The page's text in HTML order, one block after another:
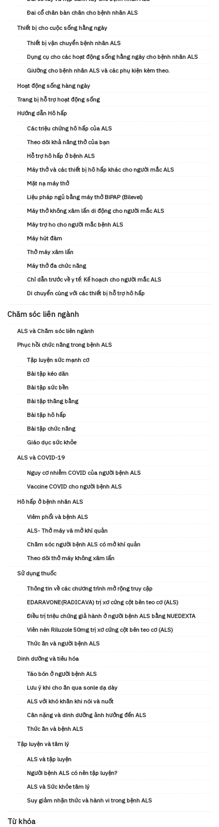
Đai cổ chân bàn chân cho bệnh nhân ALS
Thiết bị cho cuộc sống hằng ngày
Thiết bị vận chuyển bệnh nhân ALS
Dụng cụ cho các hoạt động sống hằng ngày cho bệnh nhân ALS
Giường cho bệnh nhân ALS và các phụ kiện kèm theo.
Hoạt động sống hàng ngày
Trang bị hỗ trợ hoạt động sống
Hướng dẫn Hô hấp
Các triệu chứng hô hấp của ALS
Theo dõi khả năng thở của bạn
Hỗ trợ hô hấp ở bệnh ALS
Máy thở và các thiết bị hô hấp khác cho người mắc ALS
Mặt nạ máy thở
Liệu pháp ngủ bằng máy thở BiPAP (Bilevel)
Máy thở không xâm lấn di động cho người mắc ALS
Máy trợ ho cho người mắc bệnh ALS
Máy hút đàm
Thở máy xâm lấn
Máy thở đa chức năng
Chỉ dẫn trước về y tế: Kế hoạch cho người mắc ALS
Di chuyển cùng với các thiết bị hỗ trợ hô hấp
Chăm sóc liên ngành
ALS và Chăm sóc liên ngành
Phục hồi chức năng trong bệnh ALS
Tập luyện sức mạnh cơ
Bài tập kéo dãn
Bài tập sức bền
Bài tập thăng bằng
Bài tập hô hấp
Bài tập chức năng
Giáo dục sức khỏe
ALS và COVID-19
Nguy cơ nhiễm COVID của người bệnh ALS
Vaccine COVID cho người bệnh ALS
Hô hấp ở bệnh nhân ALS
Viêm phổi và bệnh ALS
ALS- Thở máy và mở khí quản
Chăm sóc người bệnh ALS có mở khí quản
Theo dõi thở máy không xâm lấn
Sử dụng thuốc
Thông tin về các chương trình mở rộng truy cập
EDARAVONE(RADICAVA) trị xơ cứng cột bên teo cơ (ALS)
Điều trị triệu chứng giả hành ở người bệnh ALS bằng NUEDEXTA
Viên nén Riluzole 50mg trị xơ cứng cột bên teo cơ (ALS)
Thức ăn và người bệnh ALS
Dinh dưỡng và tiêu hóa
Táo bón ở người bệnh ALS
Lưu ý khi cho ăn qua sonle dạ dày
ALS với khó khăn khi nói và nuốt
Cân nặng và dinh dưỡng ảnh hưởng đến ALS
Thức ăn và bệnh ALS
Tập luyện và tâm lý
ALS và tập luyện
Người bệnh ALS có nên tập luyện?
ALS và Sức khỏe tâm lý
Suy giảm nhận thức và hành vi trong bệnh ALS
Từ khóa